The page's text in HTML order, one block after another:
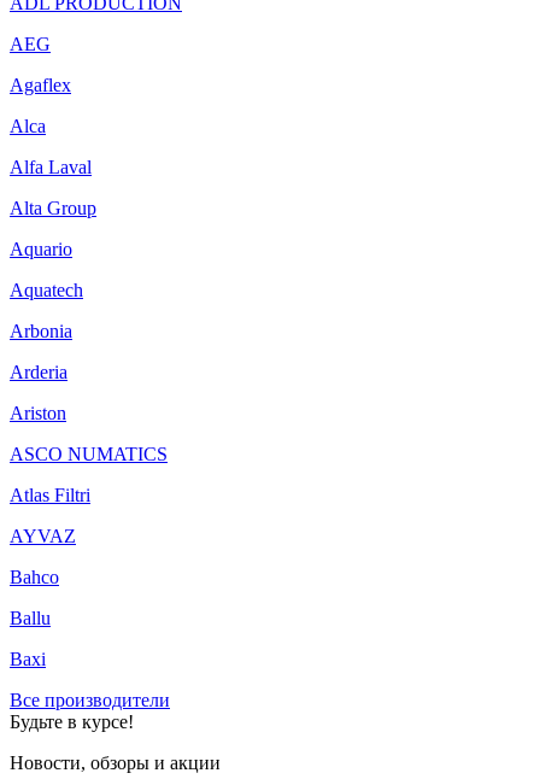
AEG
Agaflex
Alca
Alfa Laval
Alta Group
Aquario
Aquatech
Arbonia
Arderia
Ariston
ASCO NUMATICS
Atlas Filtri
AYVAZ
Bahco
Ballu
Baxi
Все производители
Будьте в курсе!
Новости, обзоры и акции